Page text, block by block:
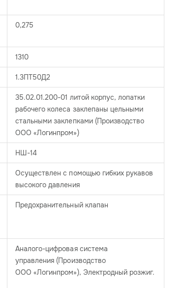
0,275
1310
1.3ПТ50Д2
35.02.01.200-01 литой корпус, лопатки
рабочего колеса заклепаны цельными
стальными заклепками (Производство
ООО «Логинпром»)
НШ-14
Осуществлен с помощью гибких рукавов
высокого давления
Предохранительный клапан
Аналого-цифровая система
управления (Производство
ООО «Логинпром»), Электродный розжиг.